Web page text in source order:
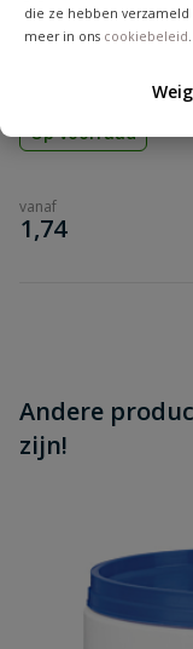
die ze hebben verzameld
meer in ons cookiebeleid
Beoordeling
Rubberen
Op voorraad
vanaf
€
1,74
Andere
zijn!